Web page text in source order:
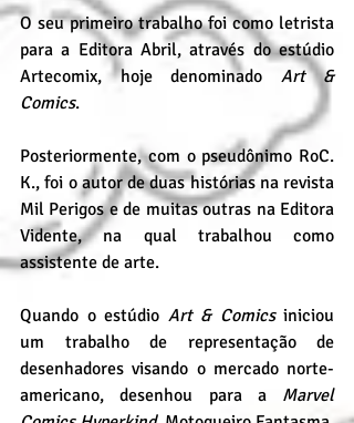
O seu primeiro trabalho foi como letrista
para a Editora Abril, através do estúdio
Artecomix, hoje denominado Art &
Comics.
Posteriormente, com o pseudônimo RoC.
K., foi o autor de duas histórias na revista
Mil Perigos e de muitas outras na Editora
Vidente, na qual trabalhou como
assistente de arte.
Quando o estúdio Art & Comics iniciou
um trabalho de representação de
desenhadores visando o mercado norte-
americano, desenhou para a Marvel